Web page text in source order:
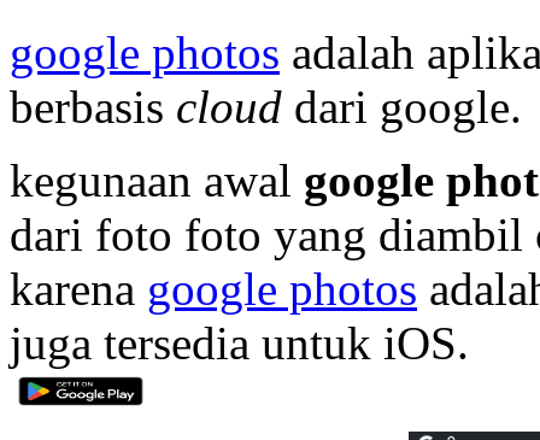
google photos adalah
berbasis cloud dari google.
kegunaan awal google
dari foto foto yang diambil
karena google photos
juga tersedia untuk iOS.